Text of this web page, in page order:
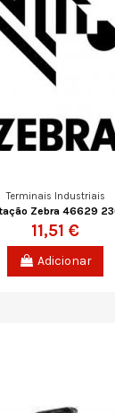
Terminais Industriais
Zebra 46629
11,51 €
Adicionar